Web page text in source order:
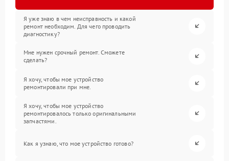
Я уже знаю в чем неисправность и какой
ремонт необходим. Для чего проводить
диагностику?
Мне нужен срочный ремонт. Сможете
сделать?
Я хочу, чтобы мое устройство
ремонтировали при мне.
Я хочу, чтобы мое устройство
ремонтировалось только оригинальными
запчастями.
Как я узнаю, что мое устройство готово?